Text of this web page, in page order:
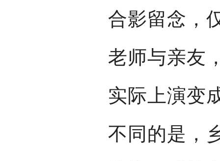
合影留念，
老师与亲友
实际上演变
不同的是，